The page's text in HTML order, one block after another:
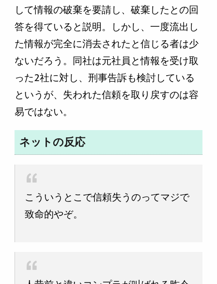
して情報の破棄を要請し、破棄したとの回
答を得ていると説明。しかし、一度流出し
た情報が完全に消去されたと信じる者は少
ないだろう。同社は元社員と情報を受け取
った2社に対し、刑事告訴も検討している
というが、失われた信頼を取り戻すのは容
易ではない。
ネットの反応
こういうとこで信頼失うのってマジで
致命的やぞ。